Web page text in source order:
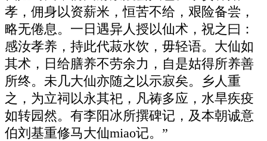
孝，佣身以资薪米，恒苦不给，艰险备尝，
略无倦息。一日遇异人授以仙术，祝之曰：
感汝孝养，持此代菽水饮，毋轻语。大仙如
其术，日给膳养不劳余力，自是姑得所养善
所终。未几大仙亦随之以示寂矣。乡人重
之，为立祠以永其祀，凡祷多应，水旱疾疫
如转园然。有李阳冰所撰碑记，及本朝诚意
伯刘基重修马大仙miao记。”